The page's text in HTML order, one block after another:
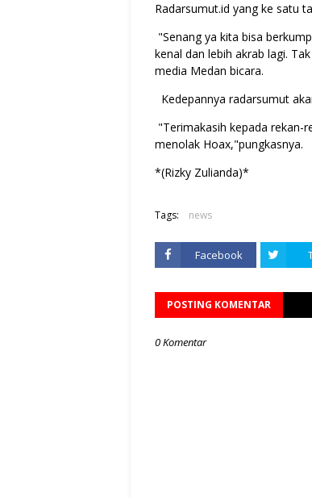
Radarsumut.id yang ke satu
"Senang ya kita bisa
kenal dan lebih akrab lagi.
media Medan bicara.
Kedepannya radarsumut
"Terimakasih kepada rekan-
menolak Hoax,"pungkasnya.
*(Rizky Zulianda)*
Tags: news
Facebook
POSTING KOMENTAR
0 Komentar